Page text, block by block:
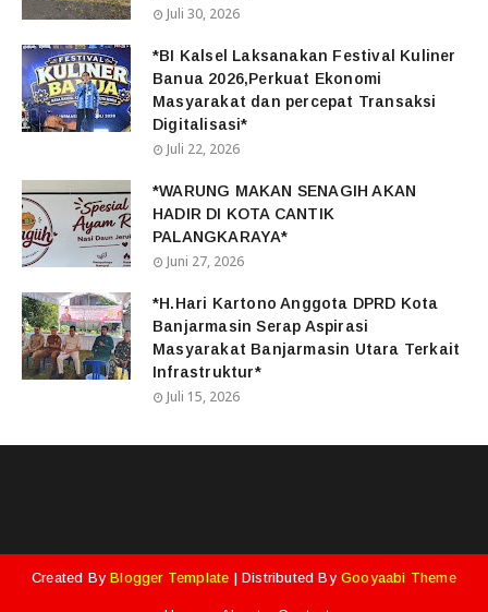
Juli 30, 2026
*BI Kalsel Laksanakan Festival Kuliner
Banua 2026,Perkuat Ekonomi
Masyarakat dan percepat Transaksi
Digitalisasi*
Juli 22, 2026
*WARUNG MAKAN SENAGIH AKAN
HADIR DI KOTA CANTIK
PALANGKARAYA*
Juni 27, 2026
*H.Hari Kartono Anggota DPRD Kota
Banjarmasin Serap Aspirasi
Masyarakat Banjarmasin Utara Terkait
Infrastruktur*
Juli 15, 2026
Created ByBlogger Template | Distributed ByGooyaabi Theme